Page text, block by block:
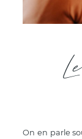
On en parle